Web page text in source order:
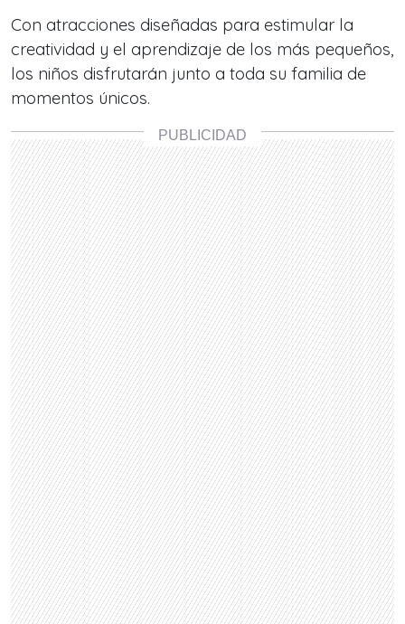
Con atracciones diseñadas para estimular la
creatividad y el aprendizaje de los más pequeños,
los niños disfrutarán junto a toda su familia de
momentos únicos.